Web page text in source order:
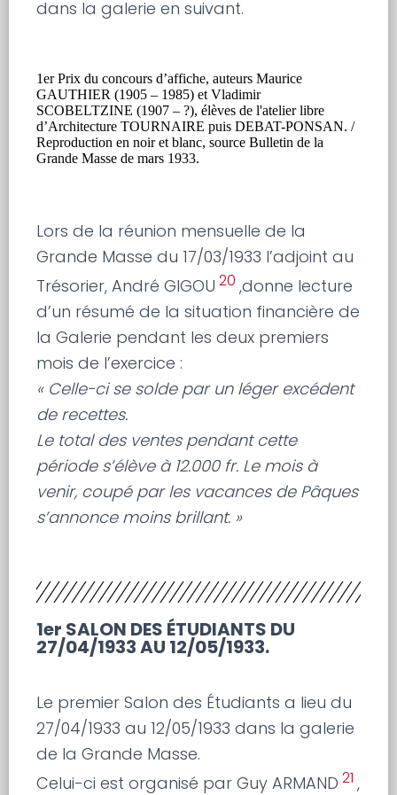
dans la galerie en suivant.
1er Prix du concours d’affiche, auteurs Maurice
GAUTHIER (1905 – 1985) et Vladimir
SCOBELTZINE (1907 – ?), élèves de l'atelier libre
d’Architecture TOURNAIRE puis DEBAT-PONSAN. /
Reproduction en noir et blanc, source Bulletin de la
Grande Masse de mars 1933.
Lors de la réunion mensuelle de la
Grande Masse du 17/03/1933 l’adjoint au
Trésorier, André GIGOU 20 ,donne lecture
d’un résumé de la situation financière de
la Galerie pendant les deux premiers
mois de l’exercice :
« Celle-ci se solde par un léger excédent
de recettes.
Le total des ventes pendant cette
période s’élève à 12.000 fr. Le mois à
venir, coupé par les vacances de Pâques
s’annonce moins brillant. »
1er SALON DES ÉTUDIANTS DU
27/04/1933 AU 12/05/1933.
Le premier Salon des Étudiants a lieu du
27/04/1933 au 12/05/1933 dans la galerie
de la Grande Masse.
Celui-ci est organisé par Guy ARMAND 21 ,